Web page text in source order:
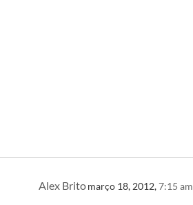
Alex Britomarço 18, 2012,7:15 am